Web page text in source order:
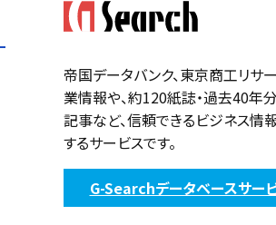
帝国データバンク、東京商工リサ
業情報や、約120紙誌・過去40年
記事など、信頼できるビジネス情
するサービスです。
G-Searchデータベースサー